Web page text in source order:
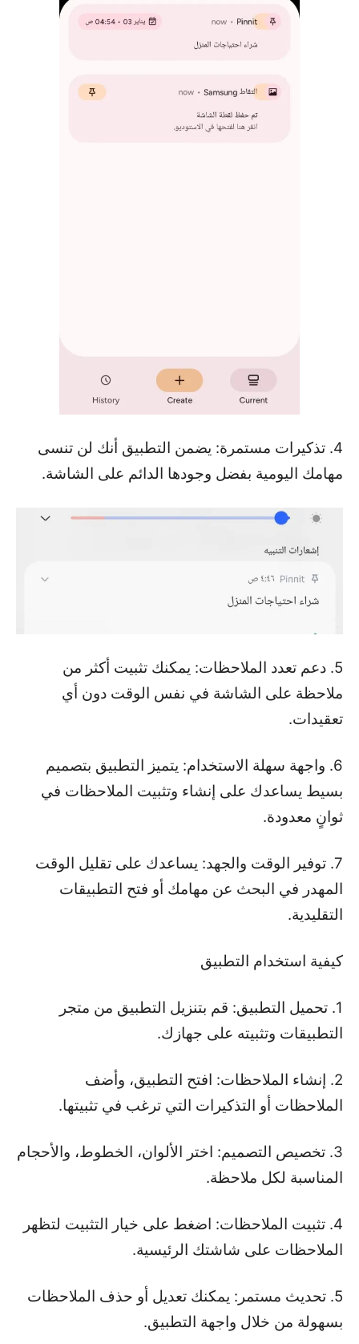
4. تذكيرات مستمرة: يضمن التطبيق أنك لن تنسى
مهامك اليومية بفضل وجودها الدائم على الشاشة.
5. دعم تعدد الملاحظات: يمكنك تثبيت أكثر من
ملاحظة على الشاشة في نفس الوقت دون أي
تعقيدات.
6. واجهة سهلة الاستخدام: يتميز التطبيق بتصميم
بسيط يساعدك على إنشاء وتثبيت الملاحظات في
ثوانٍ معدودة.
7. توفير الوقت والجهد: يساعدك على تقليل الوقت
المهدر في البحث عن مهامك أو فتح التطبيقات
التقليدية.
كيفية استخدام التطبيق
1. تحميل التطبيق: قم بتنزيل التطبيق من متجر
التطبيقات وتثبيته على جهازك.
2. إنشاء الملاحظات: افتح التطبيق، وأضف
الملاحظات أو التذكيرات التي ترغب في تثبيتها.
3. تخصيص التصميم: اختر الألوان، الخطوط، والأحجام
المناسبة لكل ملاحظة.
4. تثبيت الملاحظات: اضغط على خيار التثبيت لتظهر
الملاحظات على شاشتك الرئيسية.
5. تحديث مستمر: يمكنك تعديل أو حذف الملاحظات
بسهولة من خلال واجهة التطبيق.